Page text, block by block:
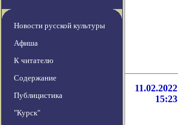
Новости русской культуры
Афиша
К читателю
Содержание
Публицистика
"Курск"
11.02.2022
15:23